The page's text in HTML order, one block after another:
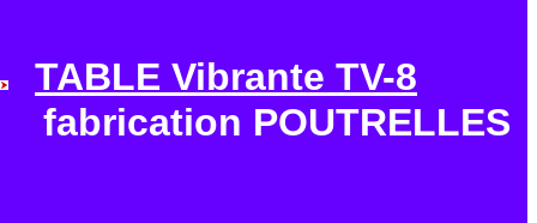
TABLE Vibrante TV-8
fabrication POUTRELLES